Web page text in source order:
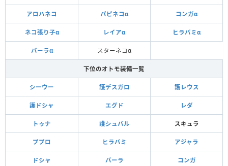
アロハネコ パピネコα コンガα
ネコ張り子α レイアα ヒラバミα
バーラα スターネコα
下位のオトモ装備一覧
シーウー 護デスガロ 護レウス
護ドシャ エグド レダ
トゥナ 護シュバル スキュラ
ププロ ヒラバミ アジャラ
ドシャ バーラ コンガ